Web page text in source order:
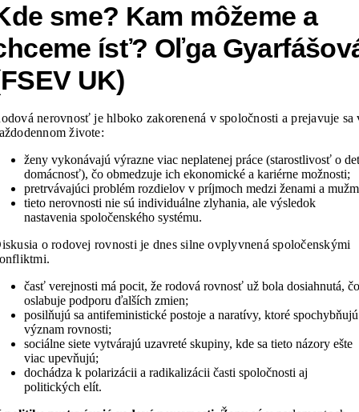
sme? Kam môžeme a
ísť? Oľga
UK)
nerovnosť je hlboko zakorenená v spoločnosti a prejavuje sa
živote:
ženy vykonávajú výrazne viac neplatenej práce (starostlivosť o
domácnosť), čo obmedzuje ich ekonomické a kariérne možnosti;
pretrvávajúci problém rozdielov v príjmoch medzi ženami a
tieto nerovnosti nie sú individuálne zlyhania, ale výsledok
nastavenia spoločenského systému.
o rodovej rovnosti je dnes silne ovplyvnená spoločenskými
časť verejnosti má pocit, že rodová rovnosť už bola dosiahnutá,
oslabuje podporu ďalších zmien;
posilňujú sa antifeministické postoje a naratívy, ktoré spochybňujú
význam rovnosti;
sociálne siete vytvárajú uzavreté skupiny, kde sa tieto názory ešte
viac upevňujú;
dochádza k polarizácii a radikalizácii časti spoločnosti aj
politických elít.